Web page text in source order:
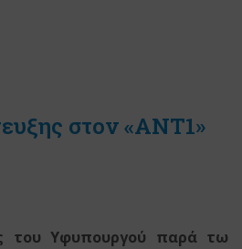
στον «ΑΝΤ1»
του Υφυπουργού παρά τω